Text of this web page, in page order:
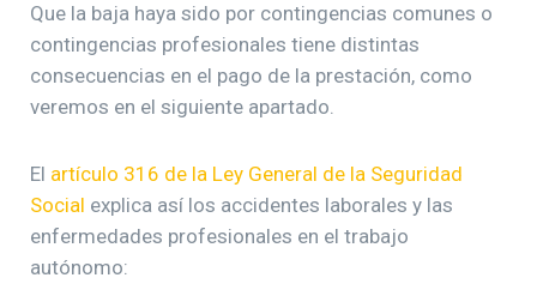
Que la baja haya sido por contingencias comunes o
contingencias profesionales tiene distintas
consecuencias en el pago de la prestación, como
veremos en el siguiente apartado.
El artículo 316 de la Ley General de la Seguridad
Social explica así los accidentes laborales y las
enfermedades profesionales en el trabajo
autónomo: